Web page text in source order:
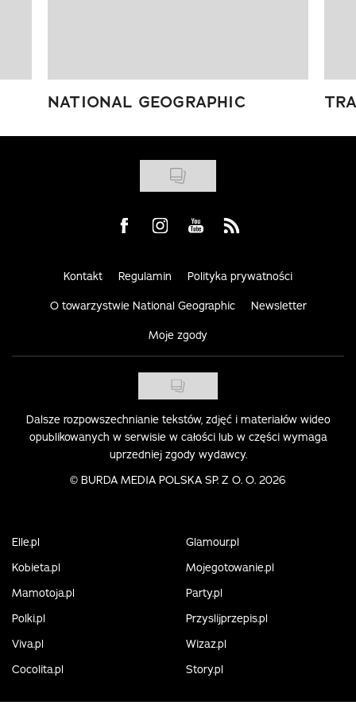
NATIONAL GEOGRAPHIC
Visit us on Facebook
Visit us on Instagram
Visit us on Youtube
Visit us on Rss
Kontakt Regulamin Polityka prywatności
O towarzystwie National Geographic Newsletter
Moje zgody
Dalsze rozpowszechnianie tekstów, zdjęć i materiałów wideo
opublikowanych w serwisie w całości lub w części wymaga
uprzedniej zgody wydawcy.
© BURDA MEDIA POLSKA SP. Z O. O. 2026
Elle.pl
Glamour.pl
Kobieta.pl
Mojegotowanie.pl
Mamotoja.pl
Party.pl
Polki.pl
Przyslijprzepis.pl
Viva.pl
Wizaz.pl
Cocolita.pl
Story.pl